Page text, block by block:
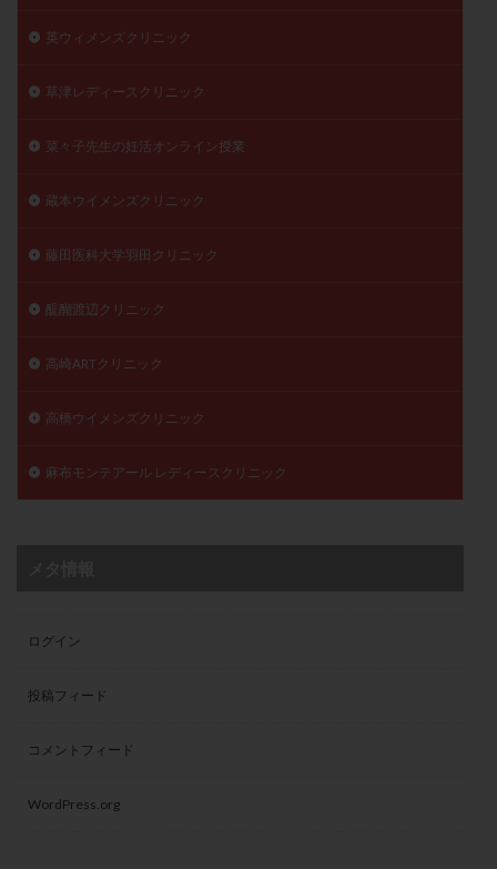
英ウィメンズクリニック
草津レディースクリニック
菜々子先生の妊活オンライン授業
蔵本ウイメンズクリニック
藤田医科大学羽田クリニック
醍醐渡辺クリニック
高崎ARTクリニック
高橋ウイメンズクリニック
麻布モンテアール レディースクリニック
ログイン
投稿フィード
コメントフィード
WordPress.org